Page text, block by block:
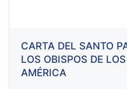
CARTA DEL SANTO
LOS OBISPOS DE
AMÉRICA